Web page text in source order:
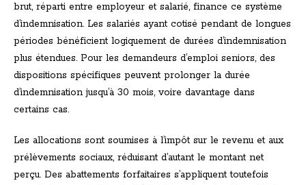
brut, réparti entre employeur et salarié, finance ce système
d’indemnisation. Les salariés ayant cotisé pendant de longues
périodes bénéficient logiquement de durées d’indemnisation
plus étendues. Pour les demandeurs d’emploi seniors, des
dispositions spécifiques peuvent prolonger la durée
d’indemnisation jusqu’à 30 mois, voire davantage dans
certains cas.
Les allocations sont soumises à l’impôt sur le revenu et aux
prélèvements sociaux, réduisant d’autant le montant net
perçu. Des abattements forfaitaires s’appliquent toutefois